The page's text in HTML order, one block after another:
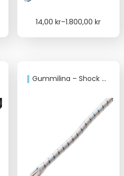
14,00kr–1.800,00kr
Price
Gummilina – Shock Cord Vit